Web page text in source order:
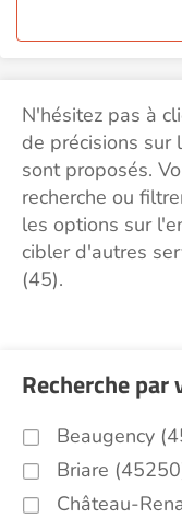
N'hésitez pas à
de précisions sur
sont proposés.
recherche ou
les options sur
cibler d'autres
(45).
Recherche
Beaugency
Briare
Château-